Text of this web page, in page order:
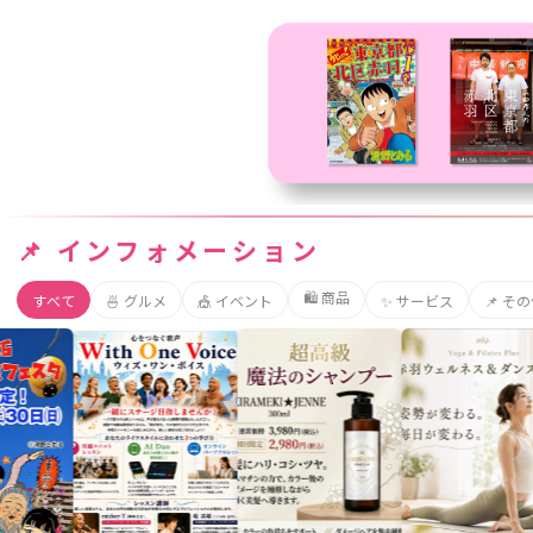
📌 インフォメーション
すべて 🍜 グルメ 🎪 イベント 🛍️ 商品 ✨ サービス 📌 そ